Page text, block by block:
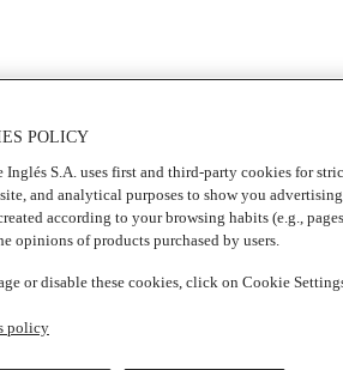
DÍAS
POLICY
Inglés S.A. uses first and third-party cookies for
and analytical purposes to show you
according to your browsing habits (e.g.,
opinions of products purchased by users.
or disable these cookies, click on Cookie
policy